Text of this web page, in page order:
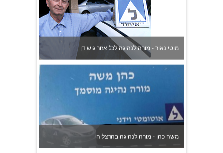
מוטי נאור - מורה לנהיגה לכל אזור גוש דן